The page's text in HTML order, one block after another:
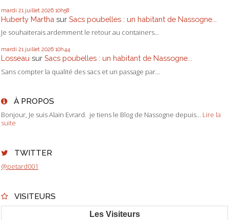
mardi 21 juillet 2026 10h58
Huberty Martha sur Sacs poubelles : un habitant de Nassogne...
Je souhaiterais ardemment le retour au containers...
mardi 21 juillet 2026 10h44
Losseau sur Sacs poubelles : un habitant de Nassogne...
Sans compter la qualité des sacs et un passage par...
À PROPOS
Bonjour, Je suis Alain Evrard. je tiens le Blog de Nassogne depuis... Lire la
suite
TWITTER
@petard001
VISITEURS